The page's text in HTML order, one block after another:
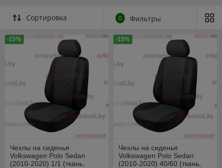
Сортировка 0 Фильтры
-15%
Чехлы на сиденья
Volkswagen Polo Sedan
(2010-2020) 1/1 (ткань,
-15%
Чехлы на сиденья
Volkswagen Polo Sedan
(2010-2020) 40/60 (ткань,